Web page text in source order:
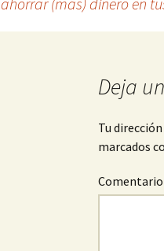
Deja
Tu
marcados
Comentario